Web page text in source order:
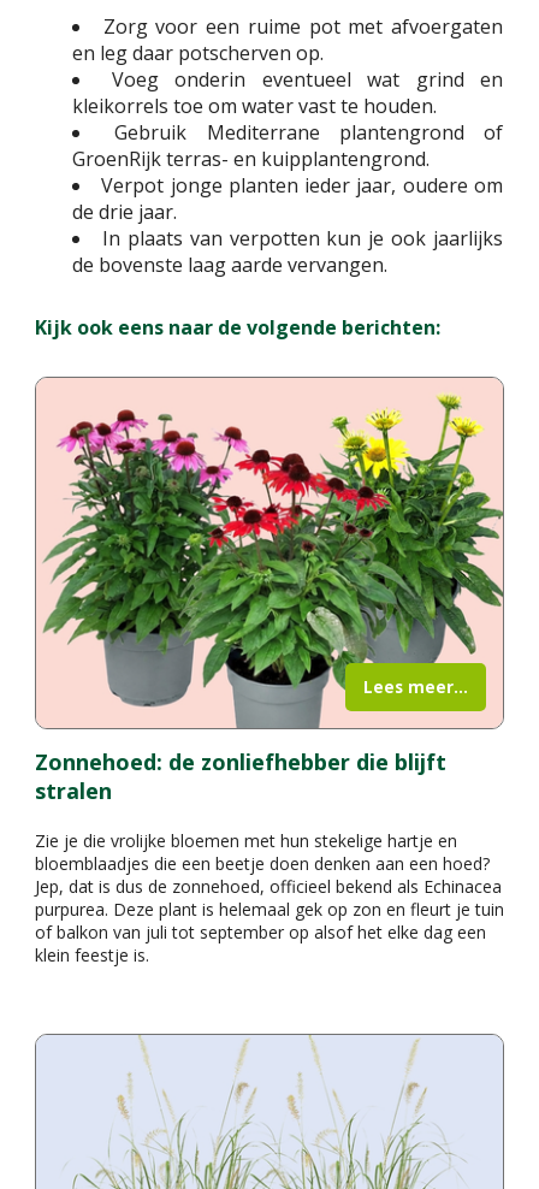
Zorg voor een ruime pot met afvoergaten
en leg daar potscherven op.
Voeg onderin eventueel wat grind en
kleikorrels toe om water vast te houden.
Gebruik Mediterrane plantengrond of
GroenRijk terras- en kuipplantengrond.
Verpot jonge planten ieder jaar, oudere om
de drie jaar.
In plaats van verpotten kun je ook jaarlijks
de bovenste laag aarde vervangen.
Kijk ook eens naar de volgende berichten:
Zonnehoed: de zonliefhebber die blijft
stralen
Zie je die vrolijke bloemen met hun stekelige hartje en
bloemblaadjes die een beetje doen denken aan een hoed?
Jep, dat is dus de zonnehoed, officieel bekend als Echinacea
purpurea. Deze plant is helemaal gek op zon en fleurt je tuin
of balkon van juli tot september op alsof het elke dag een
klein feestje is.
Lees meer...